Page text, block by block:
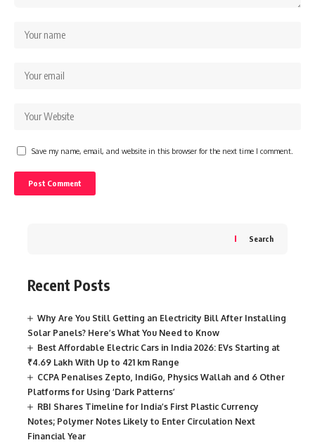
Save my name, email, and website in this browser for the next time I comment.
Search
Recent Posts
Why Are You Still Getting an Electricity Bill After Installing
Solar Panels? Here’s What You Need to Know
Best Affordable Electric Cars in India 2026: EVs Starting at
₹4.69 Lakh With Up to 421 km Range
CCPA Penalises Zepto, IndiGo, Physics Wallah and 6 Other
Platforms for Using ‘Dark Patterns’
RBI Shares Timeline for India’s First Plastic Currency
Notes; Polymer Notes Likely to Enter Circulation Next
Financial Year